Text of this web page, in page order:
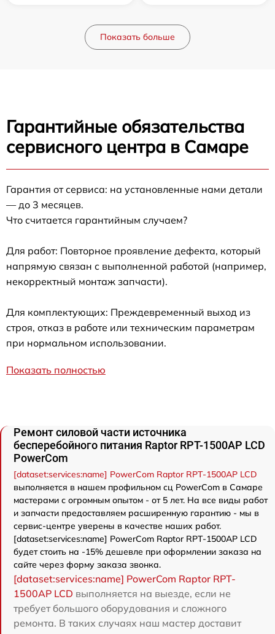
Показать больше
Гарантийные обязательства
сервисного центра в Самаре
Гарантия от сервиса: на установленные нами детали
— до 3 месяцев.
Что считается гарантийным случаем?
Для работ: Повторное проявление дефекта, который
напрямую связан с выполненной работой (например,
некорректный монтаж запчасти).
Для комплектующих: Преждевременный выход из
строя, отказ в работе или техническим параметрам
при нормальном использовании.
Показать полностью
Ремонт силовой части источника
бесперебойного питания Raptor RPT-1500AP LCD
PowerCom
[dataset:services:name] PowerCom Raptor RPT-1500AP LCD
выполняется в нашем профильном сц PowerCom в Самаре
мастерами с огромным опытом - от 5 лет. На все виды работ
и запчасти предоставляем расширенную гарантию - мы в
сервис-центре уверены в качестве наших работ.
[dataset:services:name] PowerCom Raptor RPT-1500AP LCD
будет стоить на -15% дешевле при оформлении заказа на
сайте через форму заказа звонка.
[dataset:services:name] PowerCom Raptor RPT-
1500AP LCD выполняется на выезде, если не
требует большого оборудования и сложного
ремонта. В таких случаях наш мастер доставит